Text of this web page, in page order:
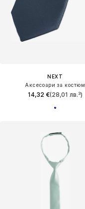
NEXT
Аксесоари за костюм
14,32 €(28,01 лв.³)